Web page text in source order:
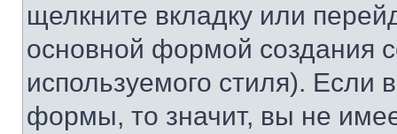
щелкните вкладку или
основной формой создания
используемого стиля). Если
формы, то значит, вы не